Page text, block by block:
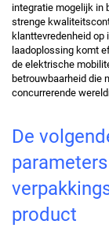
integratie mogelijk in
strenge
klanttevredenheid op
laadoplossing komt
de elektrische
betrouwbaarheid die
concurrerende
De
product